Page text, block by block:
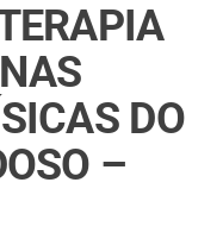
DO
–